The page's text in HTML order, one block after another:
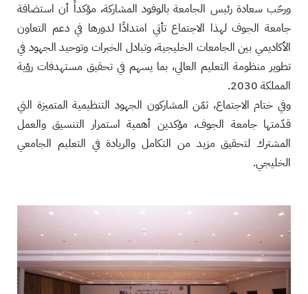
ورحّب سعادة رئيس الجامعة بالوفود المشاركة، مؤكداً أن استضافة
جامعة الجوف لهذا الاجتماع تأتي امتدادًا لدورها في دعم التعاون
الأكاديمي بين الجامعات الخليجية، وتبادل الخبرات وتوحيد الجهود في
تطوير منظومة التعليم العالي، بما يسهم في تحقيق مستهدفات رؤية
المملكة 2030.
وفي ختام الاجتماع، ثمّن المشاركون الجهود التنظيمية المتميزة التي
قدّمتها جامعة الجوف، مؤكدين أهمية استمرار التنسيق والعمل
المشترك لتحقيق مزيد من التكامل والريادة في التعليم الجامعي
الخليجي.